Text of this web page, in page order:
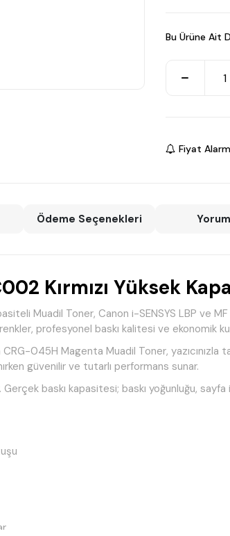
Bu Ürüne Ait
Fiyat
Ödeme Seçenekleri
Kırmızı Yüksek
Muadil Toner, Canon i-SENSYS LBP ve
profesyonel baskı kalitesi ve ekonomik
045H Magenta Muadil Toner, yazıcınızla
güvenilir ve tutarlı performans sunar.
baskı kapasitesi; baskı yoğunluğu,